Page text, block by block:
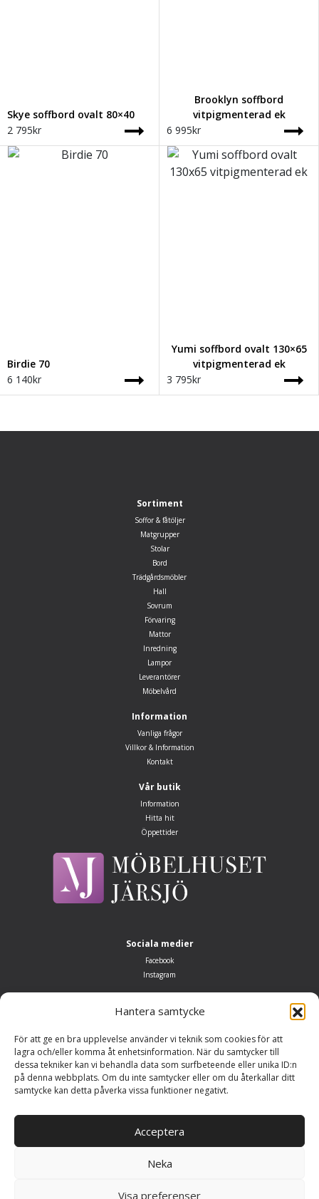
Hantera samtycke
För att ge en bra upplevelse använder vi teknik som cookies för att
lagra och/eller komma åt enhetsinformation. När du samtycker till
dessa tekniker kan vi behandla data som surfbeteende eller unika ID:n
på denna webbplats. Om du inte samtycker eller om du återkallar ditt
samtycke kan detta påverka vissa funktioner negativt.
Acceptera
Neka
Visa preferenser
Skye soffbord ovalt 80×40
2 795kr
Brooklyn soffbord
vitpigmenterad ek
6 995kr
Birdie 70
6 140kr
Yumi soffbord ovalt 130×65
vitpigmenterad ek
3 795kr
Sortiment
Soffor & fåtöljer
Matgrupper
Stolar
Bord
Trädgårdsmöbler
Hall
Sovrum
Förvaring
Mattor
Inredning
Lampor
Leverantörer
Möbelvård
Information
Vanliga frågor
Villkor & Information
Kontakt
Vår butik
Information
Hitta hit
Öppettider
Sociala medier
Facebook
Instagram
Måndag–fredag 10.00–18.00
Söndag: Stängt
Adress
Möbelhuset Järsjö
692 93 Kumla
Copyright Möbelhuset Järsjö 2025